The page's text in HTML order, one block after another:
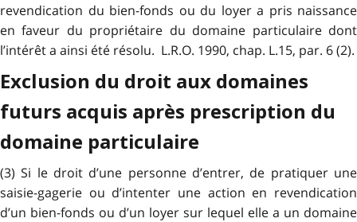
revendication du bien-fonds ou du loyer a pris naissance
en faveur du propriétaire du domaine particulaire dont
l’intérêt a ainsi été résolu. L.R.O. 1990, chap. L.15, par. 6 (2).
Exclusion du droit aux domaines
futurs acquis après prescription du
domaine particulaire
(3) Si le droit d’une personne d’entrer, de pratiquer une
saisie-gagerie ou d’intenter une action en revendication
d’un bien-fonds ou d’un loyer sur lequel elle a un domaine